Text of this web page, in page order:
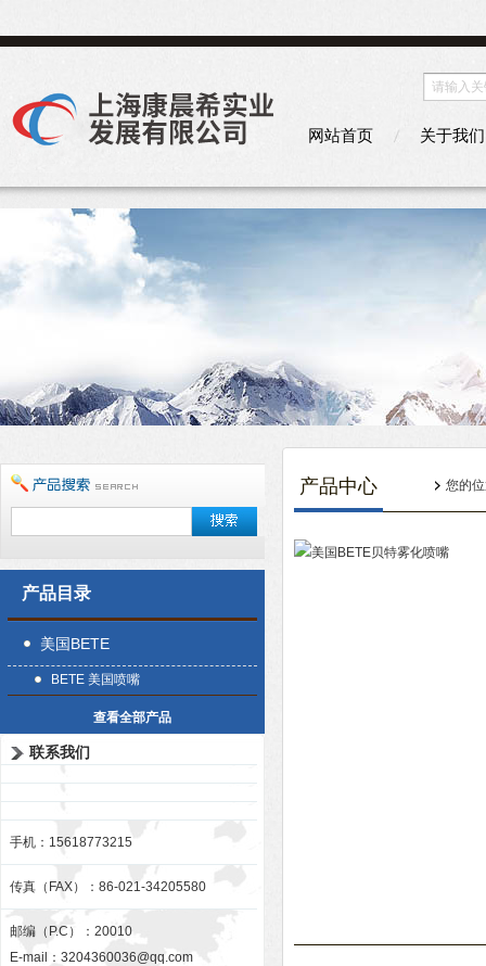
网站首页 关于我们
产品目录
美国BETE
BETE 美国喷嘴
查看全部产品
联系我们
手机：15618773215
传真（FAX）：86-021-34205580
邮编（P.C）：20010
E-mail： 3204360036@qq.com
产品中心 您的